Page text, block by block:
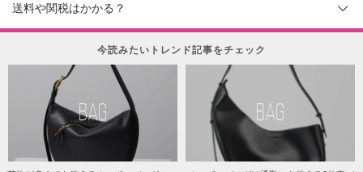
送料や関税はかかる？
今読みたいトレンド記事をチェック
BAG BAG